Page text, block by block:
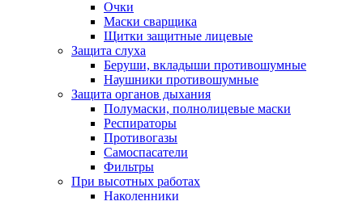
Очки
Маски сварщика
Щитки защитные лицевые
Защита слуха
Беруши, вкладыши противошумные
Наушники противошумные
Защита органов дыхания
Полумаски, полнолицевые маски
Респираторы
Противогазы
Самоспасатели
Фильтры
При высотных работах
Наколенники